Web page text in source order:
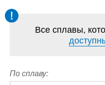
Все сплавы,
По сплаву: